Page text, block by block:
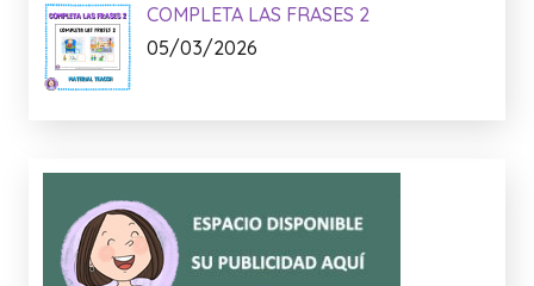
COMPLETA LAS FRASES 2
05/03/2026